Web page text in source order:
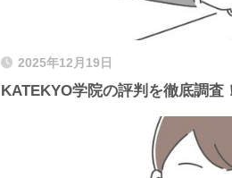
2025年12月19日
KATEKYO学院の評判を徹底調